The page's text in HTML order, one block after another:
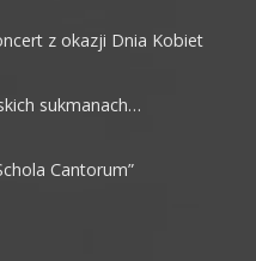
z okazji Dnia Kobiet
sukmanach…
Cantorum”